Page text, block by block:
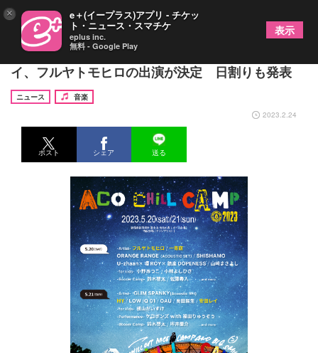
『ACO CHiLL CAMP 2023』一青窈、HY、安田レ
イ、フルヤトモヒロの出演が決定 日割りも発表
ニュース
音楽
2023.2.24
ポスト シェア 送る
× e＋(イープラス)アプリ - チケッ
ト・ニュース・スマチケ
eplus inc.
無料 - Google Play
表示